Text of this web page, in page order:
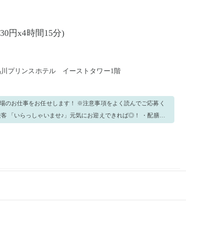
円x4時間15分)
川プリンスホテル イーストタワー1階
のお仕事をお任せします！ ※注意事項をよく読んでご応募く